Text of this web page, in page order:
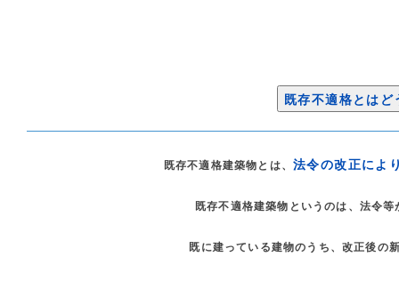
既存不適格とは
既存不適格建築物とは、 法令の改正によ
既存不適格建築物というのは、法令
既に建っている建物のうち、改正後の